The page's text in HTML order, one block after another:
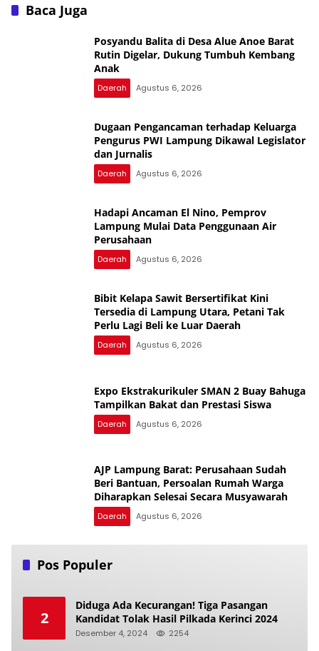
Baca Juga
Posyandu Balita di Desa Alue Anoe Barat
Rutin Digelar, Dukung Tumbuh Kembang
Anak
Daerah Agustus 6, 2026
Dugaan Pengancaman terhadap Keluarga
Pengurus PWI Lampung Dikawal Legislator
dan Jurnalis
Daerah Agustus 6, 2026
Hadapi Ancaman El Nino, Pemprov
Lampung Mulai Data Penggunaan Air
Perusahaan
Daerah Agustus 6, 2026
Bibit Kelapa Sawit Bersertifikat Kini
Tersedia di Lampung Utara, Petani Tak
Perlu Lagi Beli ke Luar Daerah
Daerah Agustus 6, 2026
Expo Ekstrakurikuler SMAN 2 Buay Bahuga
Tampilkan Bakat dan Prestasi Siswa
Daerah Agustus 6, 2026
AJP Lampung Barat: Perusahaan Sudah
Beri Bantuan, Persoalan Rumah Warga
Diharapkan Selesai Secara Musyawarah
Daerah Agustus 6, 2026
Pos Populer
2
Diduga Ada Kecurangan! Tiga Pasangan
Kandidat Tolak Hasil Pilkada Kerinci 2024
Desember 4, 2024 2254